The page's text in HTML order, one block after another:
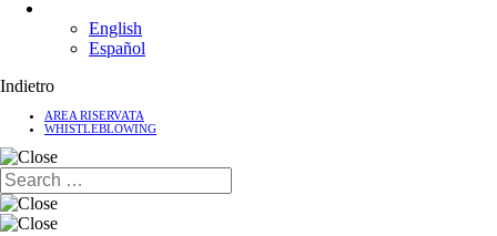
English
Español
Indietro
AREA RISERVATA
WHISTLEBLOWING